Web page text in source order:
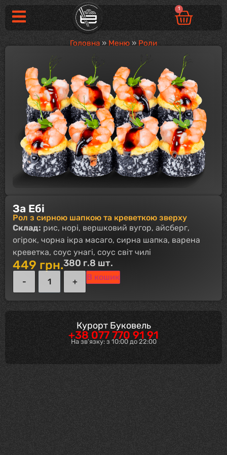
1
Головна » Меню » Роли
За Ебі
Рол з сирною шапкою та креветкою зверху
Склад: рис, норі, вершковий вугор, айсберг,
огірок, чорна ікра масаго, сирна шапка, варена
креветка, соус унагі, соус світ чилі
449 грн.380 г.8 шт.
В кошик
Курорт Буковель
+38 077 770 91 91
На зв'язку: з 10:00 до 22:00